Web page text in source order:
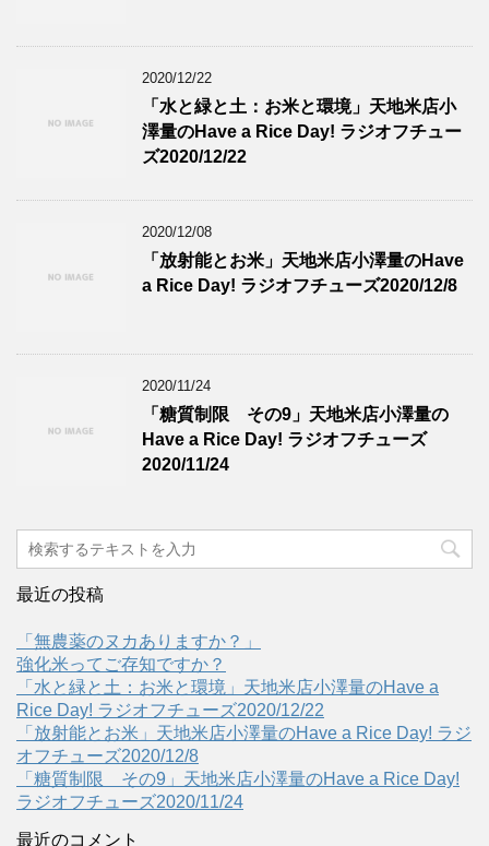
2020/12/22
「水と緑と土：お米と環境」天地米店小
澤量のHave a Rice Day! ラジオフチュー
ズ2020/12/22
2020/12/08
「放射能とお米」天地米店小澤量のHave
a Rice Day! ラジオフチューズ2020/12/8
2020/11/24
「糖質制限 その9」天地米店小澤量の
Have a Rice Day! ラジオフチューズ
2020/11/24
最近の投稿
「無農薬のヌカありますか？」
強化米ってご存知ですか？
「水と緑と土：お米と環境」天地米店小澤量のHave a
Rice Day! ラジオフチューズ2020/12/22
「放射能とお米」天地米店小澤量のHave a Rice Day! ラジ
オフチューズ2020/12/8
「糖質制限 その9」天地米店小澤量のHave a Rice Day!
ラジオフチューズ2020/11/24
最近のコメント